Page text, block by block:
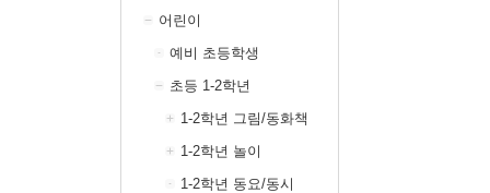
어린이
예비 초등학생
초등 1-2학년
1-2학년 그림/동화책
1-2학년 놀이
1-2학년 동요/동시